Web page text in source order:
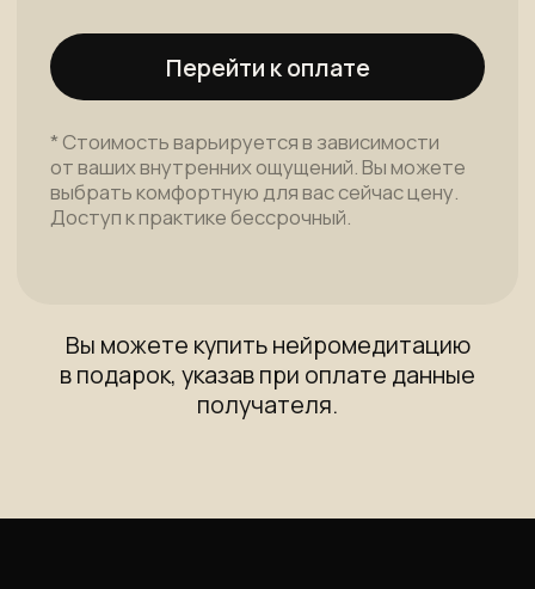
ИП Барабанова Галина Александровна
ОГРНИП 318774600064376
ИНН 773765021821
Юридические документы